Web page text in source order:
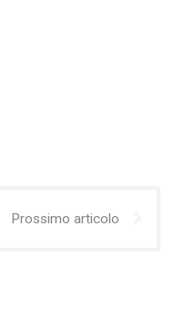
Prossimo articolo